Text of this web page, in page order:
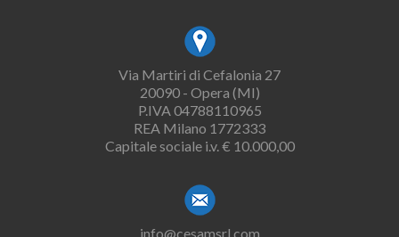
Via Martiri di Cefalonia 27
20090 - Opera (MI)
P.IVA 04788110965
REA Milano 1772333
Capitale sociale i.v. € 10.000,00
info@cesamsrl.com